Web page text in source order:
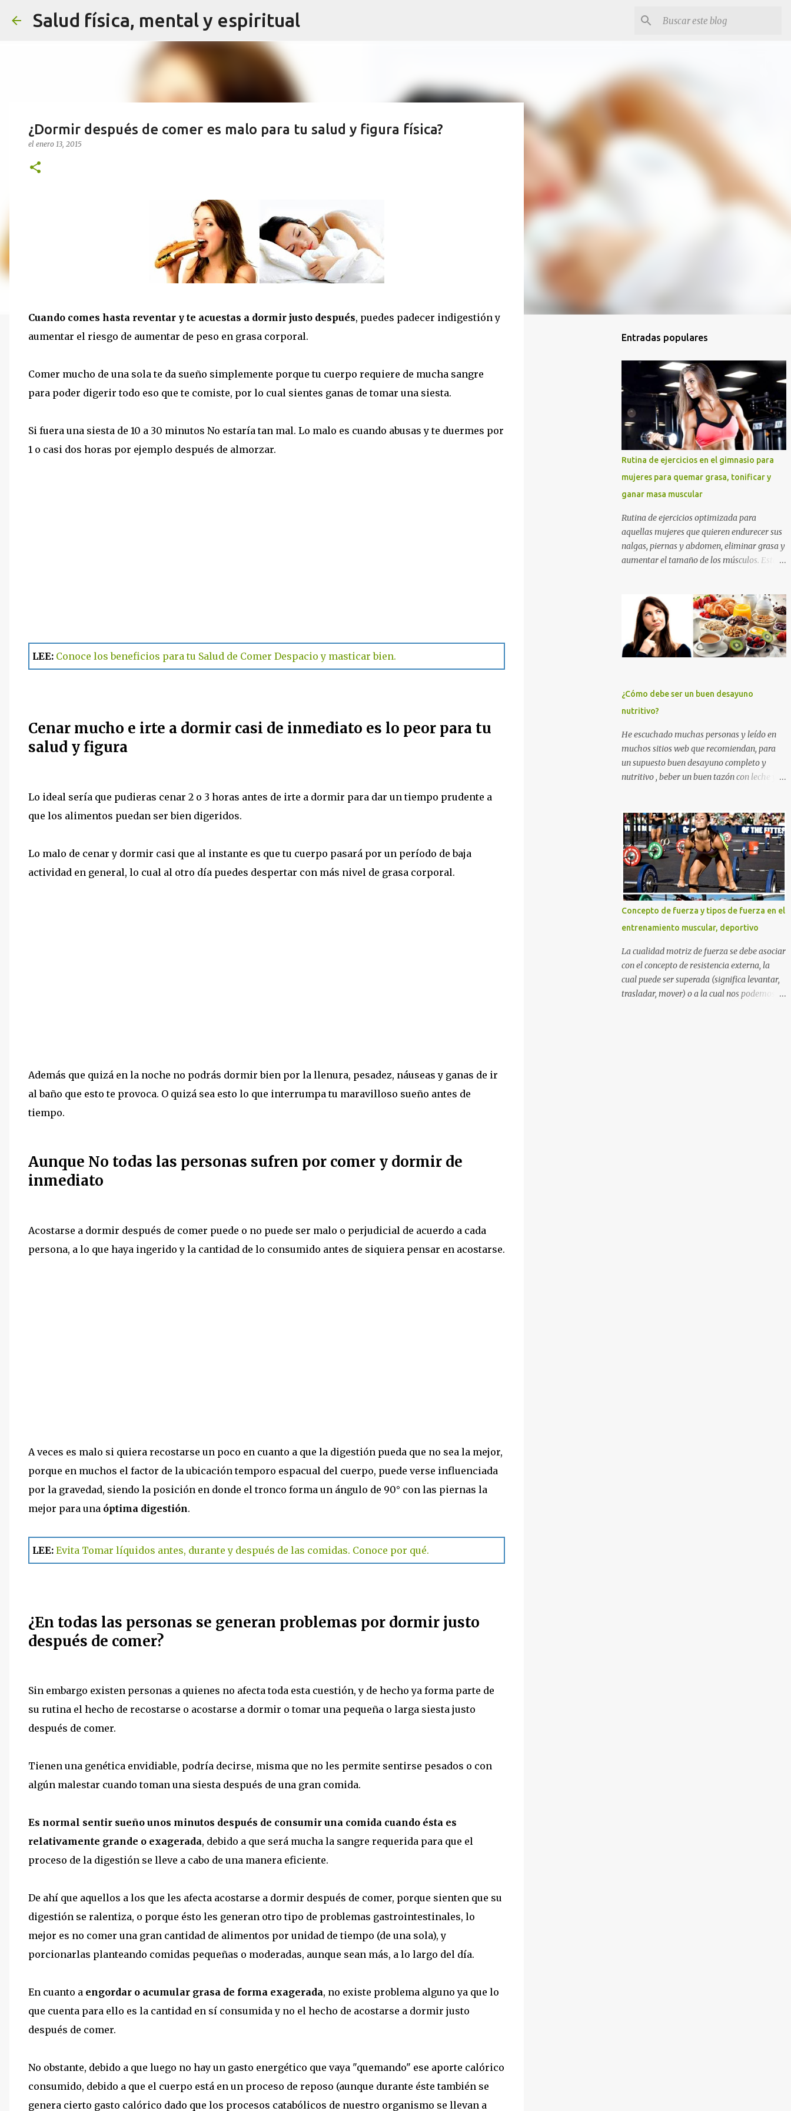
Salud física, mental y espiritual
¿Dormir después de comer es malo para tu salud y figura física?
el enero 13, 2015
Cuando comes hasta reventar y te acuestas a dormir justo después, puedes padecer indigestión y
aumentar el riesgo de aumentar de peso en grasa corporal.
Comer mucho de una sola te da sueño simplemente porque tu cuerpo requiere de mucha sangre
para poder digerir todo eso que te comiste, por lo cual sientes ganas de tomar una siesta.
Si fuera una siesta de 10 a 30 minutos No estaría tan mal. Lo malo es cuando abusas y te duermes por
1 o casi dos horas por ejemplo después de almorzar.
LEE: Conoce los beneficios para tu Salud de Comer Despacio y masticar bien.
Cenar mucho e irte a dormir casi de inmediato es lo peor para tu
salud y figura
Lo ideal sería que pudieras cenar 2 o 3 horas antes de irte a dormir para dar un tiempo prudente a
que los alimentos puedan ser bien digeridos.
Lo malo de cenar y dormir casi que al instante es que tu cuerpo pasará por un período de baja
actividad en general, lo cual al otro día puedes despertar con más nivel de grasa corporal.
Además que quizá en la noche no podrás dormir bien por la llenura, pesadez, náuseas y ganas de ir
al baño que esto te provoca. O quizá sea esto lo que interrumpa tu maravilloso sueño antes de
tiempo.
Aunque No todas las personas sufren por comer y dormir de
inmediato
Acostarse a dormir después de comer puede o no puede ser malo o perjudicial de acuerdo a cada
persona, a lo que haya ingerido y la cantidad de lo consumido antes de siquiera pensar en acostarse.
A veces es malo si quiera recostarse un poco en cuanto a que la digestión pueda que no sea la mejor,
porque en muchos el factor de la ubicación temporo espacual del cuerpo, puede verse influenciada
por la gravedad, siendo la posición en donde el tronco forma un ángulo de 90° con las piernas la
mejor para una óptima digestión.
LEE: Evita Tomar líquidos antes, durante y después de las comidas. Conoce por qué.
¿En todas las personas se generan problemas por dormir justo
después de comer?
Sin embargo existen personas a quienes no afecta toda esta cuestión, y de hecho ya forma parte de
su rutina el hecho de recostarse o acostarse a dormir o tomar una pequeña o larga siesta justo
después de comer.
Tienen una genética envidiable, podría decirse, misma que no les permite sentirse pesados o con
algún malestar cuando toman una siesta después de una gran comida.
Es normal sentir sueño unos minutos después de consumir una comida cuando ésta es
relativamente grande o exagerada, debido a que será mucha la sangre requerida para que el
proceso de la digestión se lleve a cabo de una manera eficiente.
De ahí que aquellos a los que les afecta acostarse a dormir después de comer, porque sienten que su
digestión se ralentiza, o porque ésto les generan otro tipo de problemas gastrointestinales, lo
mejor es no comer una gran cantidad de alimentos por unidad de tiempo (de una sola), y
porcionarlas planteando comidas pequeñas o moderadas, aunque sean más, a lo largo del día.
En cuanto a engordar o acumular grasa de forma exagerada, no existe problema alguno ya que lo
que cuenta para ello es la cantidad en sí consumida y no el hecho de acostarse a dormir justo
después de comer.
No obstante, debido a que luego no hay un gasto energético que vaya "quemando" ese aporte calórico
consumido, debido a que el cuerpo está en un proceso de reposo (aunque durante éste también se
genera cierto gasto calórico dado que los procesos catabólicos de nuestro organismo se llevan a
Entradas populares
Rutina de ejercicios en el gimnasio para
mujeres para quemar grasa, tonificar y
ganar masa muscular
Rutina de ejercicios optimizada para
aquellas mujeres que quieren endurecer sus
nalgas, piernas y abdomen, eliminar grasa y
aumentar el tamaño de los músculos. Esta
mujeres principiantes, con nivel intermedio
y avanzado , para que puedas levantar y
agrandar la cola , tonificar las piernas,
quemar grasa y tener un abdomen plano. Si
quieres eliminar grasa, tonificar tus
muscular a tus nalgas y a tus piernas
principalmente, entrena duro con los
ejercicios que te muestro más abajo. Y si
quieres además perder grasa corporal para
adelgazar, tonificar tu abdomen y lucir un
cuerpo sin celulitis, te recomiendo apliques
esta rutina de entrenamiento para mujeres
QUIERES GLÚTEOS MÁS GRANDES,
PIERNAS MÁS ESBELTAS Y UN ABDOMEN
FITNESS TONIFICADO. TABLA DE
CONTENIDO La mejor rutina...
¿Cómo debe ser un buen desayuno
nutritivo?
He escuchado muchas personas y leído en
muchos sitios web que recomiendan, para
un supuesto buen desayuno completo y
nutritivo , beber un buen tazón con leche y
muchas veces perjudicial lactosa). Otros
sitios web y aun nutricionistas recomiendan
las ensaladas de frutas acompañadas de un
zumo de naranja (mezcla nada agradable
para nuestro sistema digestivo), lo cual
además de ser una descarga alta de
azúcares también puede provocar molestias
gastrointestinales. Otras mezclas de
alimentos y bebidas que deberías evitar en
tu desayuno Otras personas inclusive
mezclan las dos cosas anteriores diciendo
que beber una taza con leche y agregarle
cereales (sin importar que tipo de cereal sea)
Concepto de fuerza y tipos de fuerza en el
entrenamiento muscular, deportivo
La cualidad motriz de fuerza se debe asociar
con el concepto de resistencia externa, la
cual puede ser superada (significa levantar,
trasladar, mover) o a la cual nos podemos